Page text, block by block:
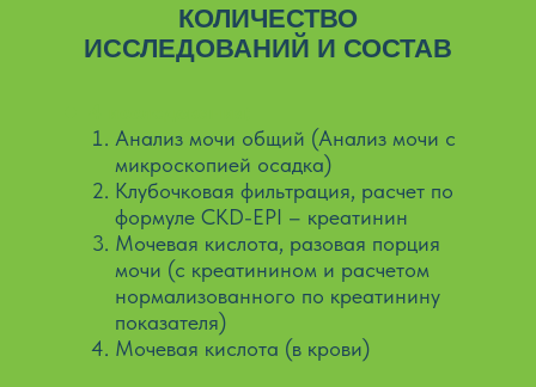
Анализ мочи общий (Анализ мочи с
микроскопией осадка)
Клубочковая фильтрация, расчет по
формуле CKD-EPI – креатинин
Мочевая кислота, разовая порция
мочи (с креатинином и расчетом
нормализованного по креатинину
показателя)
Мочевая кислота (в крови)
КОЛИЧЕСТВО
ИССЛЕДОВАНИЙ И СОСТАВ